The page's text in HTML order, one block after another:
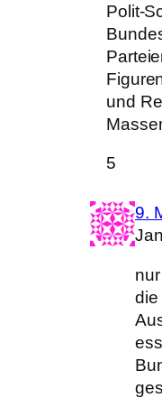
Polit-
und
5
9.
die